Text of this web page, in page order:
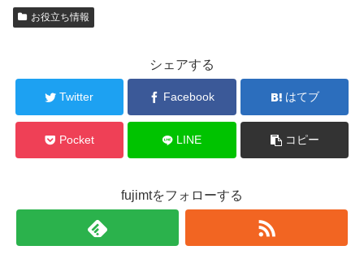
お役立ち情報
シェアする
Twitter Facebook はてブ
Pocket LINE コピー
fujimtをフォローする